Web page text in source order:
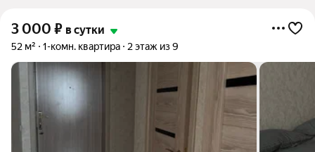
3 000 ₽ в сутки
52 м² 1-комн. квартира 2 этаж из 9